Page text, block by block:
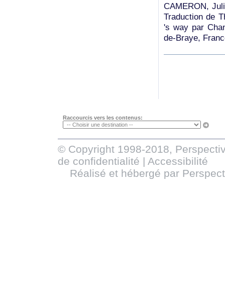
CAMERON,
Traduction de
's way par
de-Braye,
Raccourcis vers les contenus:
© Copyright 1998-2018,
de confidentialité | Accessibilité
Réalisé et hébergé par